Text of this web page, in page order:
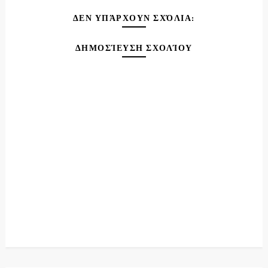
ΔΕΝ ΥΠΆΡΧΟΥΝ ΣΧΌΛΙΑ:
ΔΗΜΟΣΊΕΥΣΗ ΣΧΟΛΊΟΥ